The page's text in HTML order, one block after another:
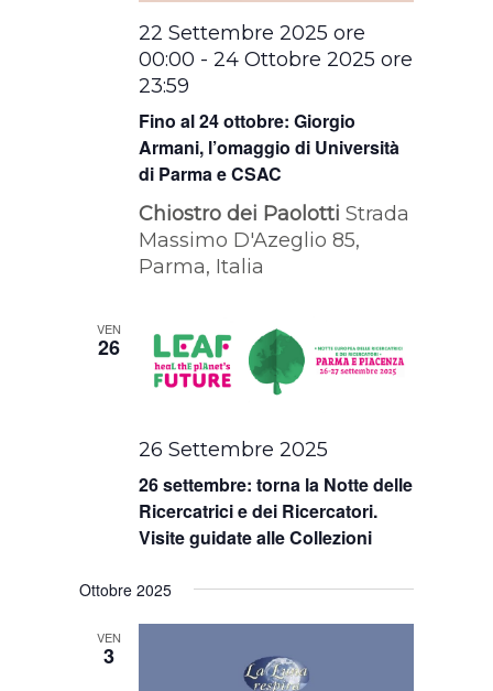
Fino al 24 ottobre: Giorgio
Armani, l’omaggio di Università
di Parma e CSAC
22 Settembre 2025 ore
00:00 -24 Ottobre 2025 ore
23:59
Chiostro dei PaolottiStrada
Massimo D'Azeglio 85,
Parma, Italia
VEN
26
26 settembre: torna la Notte delle
Ricercatrici e dei Ricercatori.
Visite guidate alle Collezioni
26 Settembre 2025
Ottobre 2025
VEN
3